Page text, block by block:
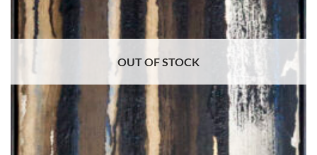
OUT OF STOCK